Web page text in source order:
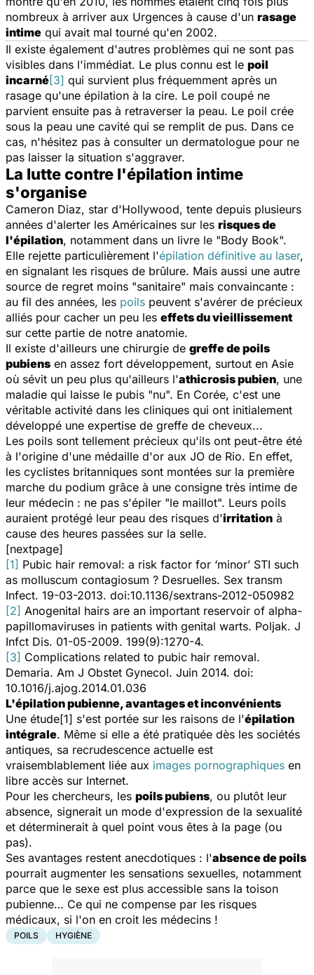
nombreux à arriver aux Urgences à cause d'un rasage
intime qui avait mal tourné qu'en 2002.
Il existe également d'autres problèmes qui ne sont pas
visibles dans l'immédiat. Le plus connu est le poil
incarné[3] qui survient plus fréquemment après un
rasage qu'une épilation à la cire. Le poil coupé ne
parvient ensuite pas à retraverser la peau. Le poil crée
sous la peau une cavité qui se remplit de pus. Dans ce
cas, n'hésitez pas à consulter un dermatologue pour ne
pas laisser la situation s'aggraver.
La lutte contre l'épilation intime
s'organise
Cameron Diaz, star d'Hollywood, tente depuis plusieurs
années d'alerter les Américaines sur les risques de
l'épilation, notamment dans un livre le "Body Book".
Elle rejette particulièrement l'épilation définitive au laser,
en signalant les risques de brûlure. Mais aussi une autre
source de regret moins "sanitaire" mais convaincante :
au fil des années, les poils peuvent s'avérer de précieux
alliés pour cacher un peu les effets du vieillissement
sur cette partie de notre anatomie.
Il existe d'ailleurs une chirurgie de greffe de poils
pubiens en assez fort développement, surtout en Asie
où sévit un peu plus qu'ailleurs l'athicrosis pubien, une
maladie qui laisse le pubis "nu". En Corée, c'est une
véritable activité dans les cliniques qui ont initialement
développé une expertise de greffe de cheveux...
Les poils sont tellement précieux qu'ils ont peut-être été
à l'origine d'une médaille d'or aux JO de Rio. En effet,
les cyclistes britanniques sont montées sur la première
marche du podium grâce à une consigne très intime de
leur médecin : ne pas s'épiler "le maillot". Leurs poils
auraient protégé leur peau des risques d'irritation à
cause des heures passées sur la selle.
[nextpage]
[1] Pubic hair removal: a risk factor for ‘minor’ STI such
as molluscum contagiosum ? Desruelles. Sex transm
Infect. 19-03-2013. doi:10.1136/sextrans-2012-050982
[2] Anogenital hairs are an important reservoir of alpha-
papillomaviruses in patients with genital warts. Poljak. J
Infct Dis. 01-05-2009. 199(9):1270-4.
[3] Complications related to pubic hair removal.
Demaria. Am J Obstet Gynecol. Juin 2014. doi:
10.1016/j.ajog.2014.01.036
L'épilation pubienne, avantages et inconvénients
Une étude[1] s'est portée sur les raisons de l'épilation
intégrale. Même si elle a été pratiquée dès les sociétés
antiques, sa recrudescence actuelle est
vraisemblablement liée aux images pornographiques en
libre accès sur Internet.
Pour les chercheurs, les poils pubiens, ou plutôt leur
absence, signerait un mode d'expression de la sexualité
et déterminerait à quel point vous êtes à la page (ou
pas).
Ses avantages restent anecdotiques : l'absence de poils
pourrait augmenter les sensations sexuelles, notamment
parce que le sexe est plus accessible sans la toison
pubienne… Ce qui ne compense par les risques
médicaux, si l'on en croit les médecins !
POILS HYGIÈNE